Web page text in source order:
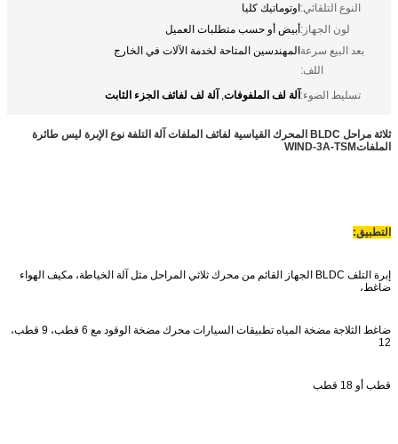
النوع التلقائي:اوتوماتيك كليا
لون الجهاز:أبيض أو حسب متطلبات العميل
بعد البيع سرعة
اللف:
المهندسين المتاحة لخدمة الآلات في الخارج
تسليط الضوء:آلة لف الملفوفات, آلة لف لفائف الجزء الثابت
ثلاثة مراحل BLDC المحرك القياسية لفائف الملفات آلة التلفة نوع الإبرة ليس طائرة
الملفاتWIND-3A-TSM
التطبيق:
إبرة التلف BLDC الجهاز القائم من محرك ثلاثي المراحل مثل آلة الخياطة، مكيف الهواء
ضاغط،
ضاغط الثلاجة مضخة المياه تطبيقات السيارات محرك مضخة الوقود مع 6 قطب، 9 قطب،
12
قطب أو 18 قطب